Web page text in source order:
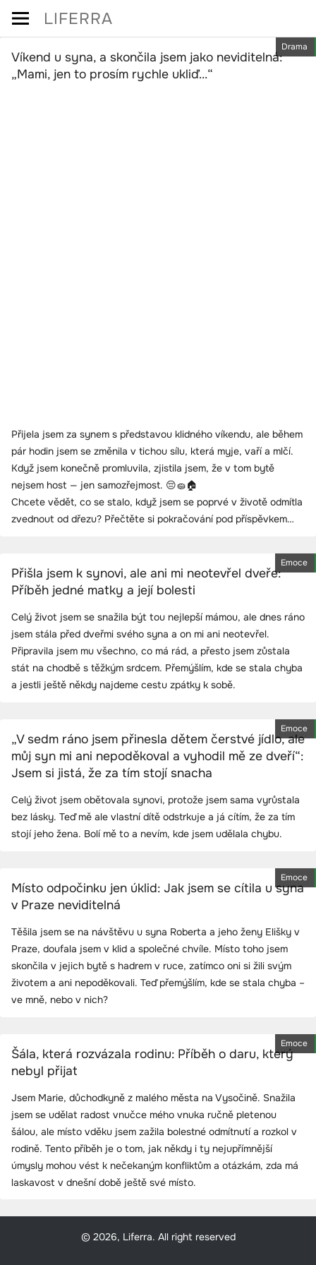
Skip
content
LIFERRA
Drama
Víkend u syna, a skončila jsem jako neviditelná:
„Mami, jen to prosím rychle ukliď…“
Přijela jsem za synem s představou klidného víkendu, ale během
pár hodin jsem se změnila v tichou sílu, která myje, vaří a mlčí.
Když jsem konečně promluvila, zjistila jsem, že v tom bytě
nejsem host — jen samozřejmost. 😔🧽🏠
Chcete vědět, co se stalo, když jsem se poprvé v životě odmítla
zvednout od dřezu? Přečtěte si pokračování pod příspěvkem…
Emoce
Přišla jsem k synovi, ale ani mi neotevřel dveře:
Příběh jedné matky a její bolesti
Celý život jsem se snažila být tou nejlepší mámou, ale dnes ráno
jsem stála před dveřmi svého syna a on mi ani neotevřel.
Připravila jsem mu všechno, co má rád, a přesto jsem zůstala
stát na chodbě s těžkým srdcem. Přemýšlím, kde se stala chyba
a jestli ještě někdy najdeme cestu zpátky k sobě.
Emoce
„V sedm ráno jsem přinesla dětem čerstvé jídlo, ale
můj syn mi ani nepoděkoval a vyhodil mě ze dveří“:
Jsem si jistá, že za tím stojí snacha
Celý život jsem obětovala synovi, protože jsem sama vyrůstala
bez lásky. Teď mě ale vlastní dítě odstrkuje a já cítím, že za tím
stojí jeho žena. Bolí mě to a nevím, kde jsem udělala chybu.
Emoce
Místo odpočinku jen úklid: Jak jsem se cítila u syna
v Praze neviditelná
Těšila jsem se na návštěvu u syna Roberta a jeho ženy Elišky v
Praze, doufala jsem v klid a společné chvíle. Místo toho jsem
skončila v jejich bytě s hadrem v ruce, zatímco oni si žili svým
životem a ani nepoděkovali. Teď přemýšlím, kde se stala chyba –
ve mně, nebo v nich?
Emoce
Šála, která rozvázala rodinu: Příběh o daru, který
nebyl přijat
Jsem Marie, důchodkyně z malého města na Vysočině. Snažila
jsem se udělat radost vnučce mého vnuka ručně pletenou
šálou, ale místo vděku jsem zažila bolestné odmítnutí a rozkol v
rodině. Tento příběh je o tom, jak někdy i ty nejupřímnější
úmysly mohou vést k nečekaným konfliktům a otázkám, zda má
laskavost v dnešní době ještě své místo.
© 2026, Liferra. All right reserved